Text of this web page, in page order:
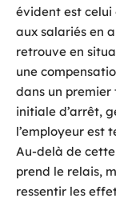
évident est celui
aux salariés en
retrouve en
une
dans un
initiale d’arrêt,
l’employeur est
Au-delà de cette
prend le relais,
ressentir les